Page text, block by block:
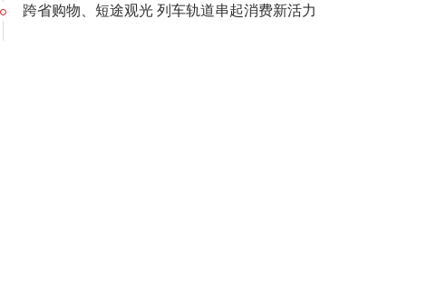
跨省购物、短途观光 列车轨道串起消费新活力